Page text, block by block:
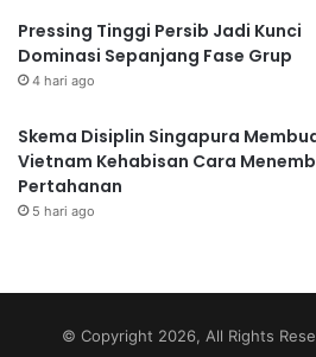
Pressing Tinggi Persib Jadi Kunci
Dominasi Sepanjang Fase Grup
4 hari ago
Skema Disiplin Singapura
Vietnam Kehabisan Cara
Pertahanan
5 hari ago
© Copyright 2026, All Rights